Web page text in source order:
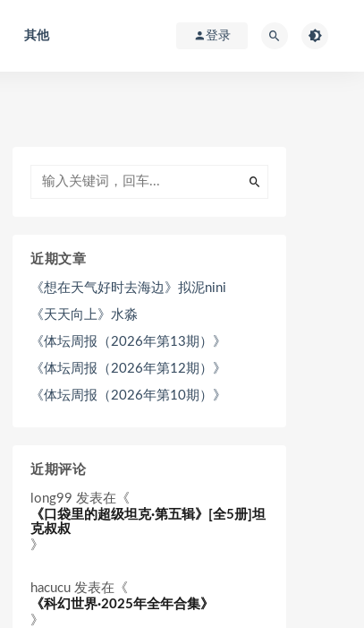
其他 登录
近期文章
《想在天气好时去海边》拟泥nini
《天天向上》水淼
《体坛周报（2026年第13期）》
《体坛周报（2026年第12期）》
《体坛周报（2026年第10期）》
近期评论
long99 发表在《
《口袋里的超级坦克·第五辑》[全5册]坦
克叔叔
》
hacucu 发表在《
《科幻世界·2025年全年合集》
》